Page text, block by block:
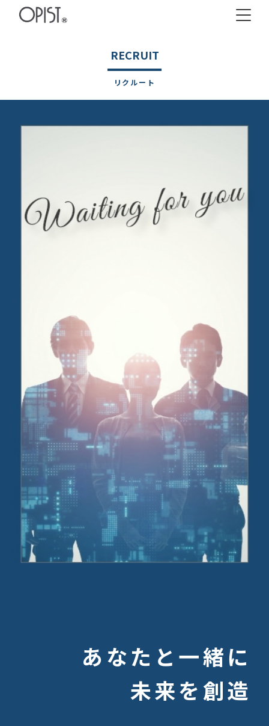
リクルート
あなたと一緒に
未来を創造